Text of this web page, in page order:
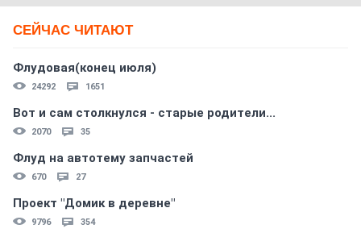
СЕЙЧАС ЧИТАЮТ
Флудовая(конец июля)
24292 1651
Вот и сам столкнулся - старые родители...
2070 35
Флуд на автотему запчастей
670 27
Проект "Домик в деревне"
9796 354